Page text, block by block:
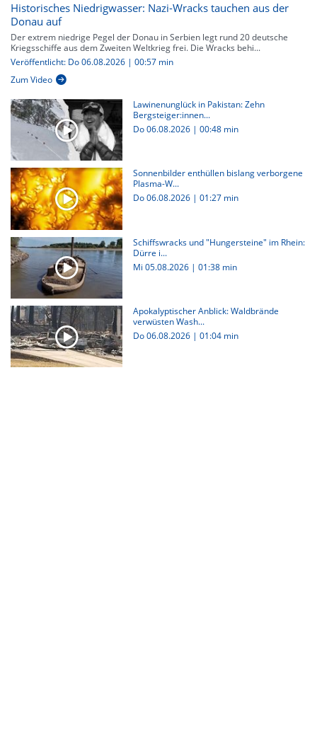
Historisches Niedrigwasser: Nazi-Wracks tauchen aus der
Donau auf
Der extrem niedrige Pegel der Donau in Serbien legt rund 20 deutsche
Kriegsschiffe aus dem Zweiten Weltkrieg frei. Die Wracks behi...
Veröffentlicht: Do 06.08.2026 | 00:57 min
Zum Video
Lawinenunglück in Pakistan: Zehn
Bergsteiger:innen...
Do 06.08.2026 | 00:48 min
Sonnenbilder enthüllen bislang verborgene
Plasma-W...
Do 06.08.2026 | 01:27 min
Schiffswracks und "Hungersteine" im Rhein:
Dürre i...
Mi 05.08.2026 | 01:38 min
Apokalyptischer Anblick: Waldbrände
verwüsten Wash...
Do 06.08.2026 | 01:04 min